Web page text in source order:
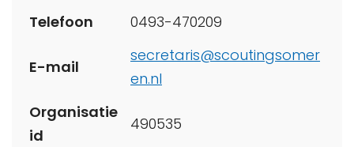
Telefoon
0493-470209
E-mail
secretaris@scoutingsomer
en.nl
Organisatie
id
490535